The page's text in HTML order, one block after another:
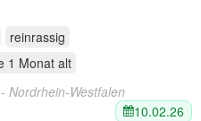
reinrassig
1 Monat alt
- Nordrhein-Westfalen
10.02.26